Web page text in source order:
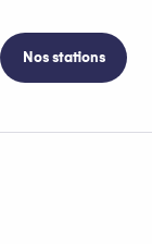
Nos stations